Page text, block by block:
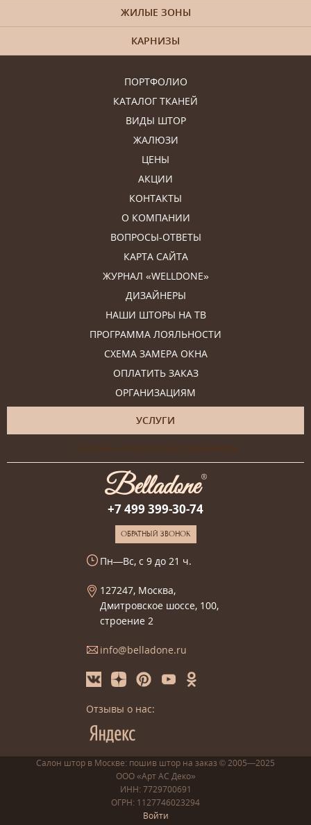
ПОРТФОЛИО
КАТАЛОГ ТКАНЕЙ
ВИДЫ ШТОР
ЖАЛЮЗИ
ЦЕНЫ
АКЦИИ
КОНТАКТЫ
О КОМПАНИИ
ВОПРОСЫ-ОТВЕТЫ
КАРТА САЙТА
ЖУРНАЛ «WELLDONE»
ДИЗАЙНЕРЫ
НАШИ ШТОРЫ НА ТВ
ПРОГРАММА ЛОЯЛЬНОСТИ
СХЕМА ЗАМЕРА ОКНА
ОПЛАТИТЬ ЗАКАЗ
ОРГАНИЗАЦИЯМ
УСЛУГИ
Онлайн-консультация дизайнера
ЖИЛЫЕ ЗОНЫ
КАРНИЗЫ
+7 499 399-30-74
ОБРАТНЫЙ ЗВОНОК
Пн—Вс, с 9 до 21 ч.
127247, Москва,
Дмитровское шоссе, 100,
строение 2
info@belladone.ru
Отзывы о нас:
Салон штор в Москве: пошив штор на заказ © 2005—2025
ООО «Арт АС Деко»
ИНН: 7729700691
ОГРН: 1127746023294
Войти